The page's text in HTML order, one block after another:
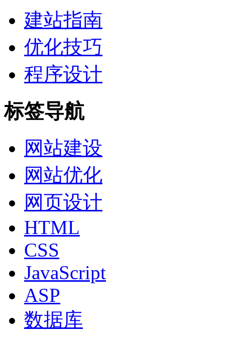
建站指南
优化技巧
程序设计
标签导航
网站建设
网站优化
网页设计
HTML
CSS
JavaScript
ASP
数据库